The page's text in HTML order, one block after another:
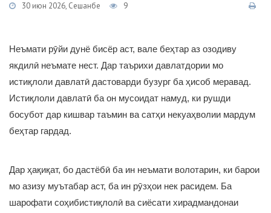
30 июн 2026, Сешанбе 9
Неъмати рӯйи дунё бисёр аст, вале беҳтар аз озодиву
якдилӣ неъмате нест. Дар таърихи давлатдории мо
истиқлоли давлатӣ дастоварди бузург ба ҳисоб меравад.
Истиқлоли давлатӣ ба он мусоидат намуд, ки рушди
босубот дар кишвар таъмин ва сатҳи некуаҳволии мардум
беҳтар гардад.
Дар ҳақиқат, бо дастёбӣ ба ин неъмати волотарин, ки барои
мо азизу муътабар аст, ба ин рӯзҳои нек расидем. Ба
шарофати соҳибистиқлолӣ ва сиёсати хирадмандонаи